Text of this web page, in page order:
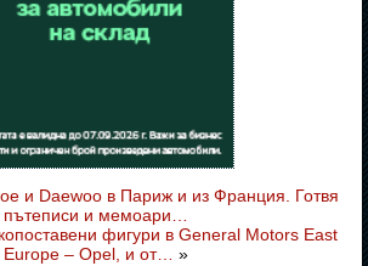
и Daewoo в Париж и из Франция. Готвя
пътеписи и мемоари…
фигури в General Motors East
Europe – Opel, и от… »